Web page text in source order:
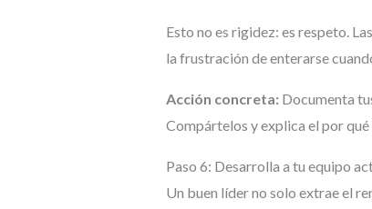
Esto no es rigidez: es respeto.
la frustración de enterarse
Acción concreta: Documenta
Compártelos y explica el por qué
Paso 6: Desarrolla a tu equipo
Un buen líder no solo extrae el